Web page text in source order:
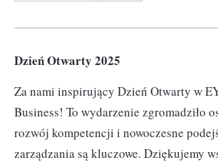
Dzień Otwarty 2025
Za nami inspirujący Dzień Otwarty w
Business! To wydarzenie zgromadziło
rozwój kompetencji i nowoczesne
zarządzania są kluczowe. Dziękujemy